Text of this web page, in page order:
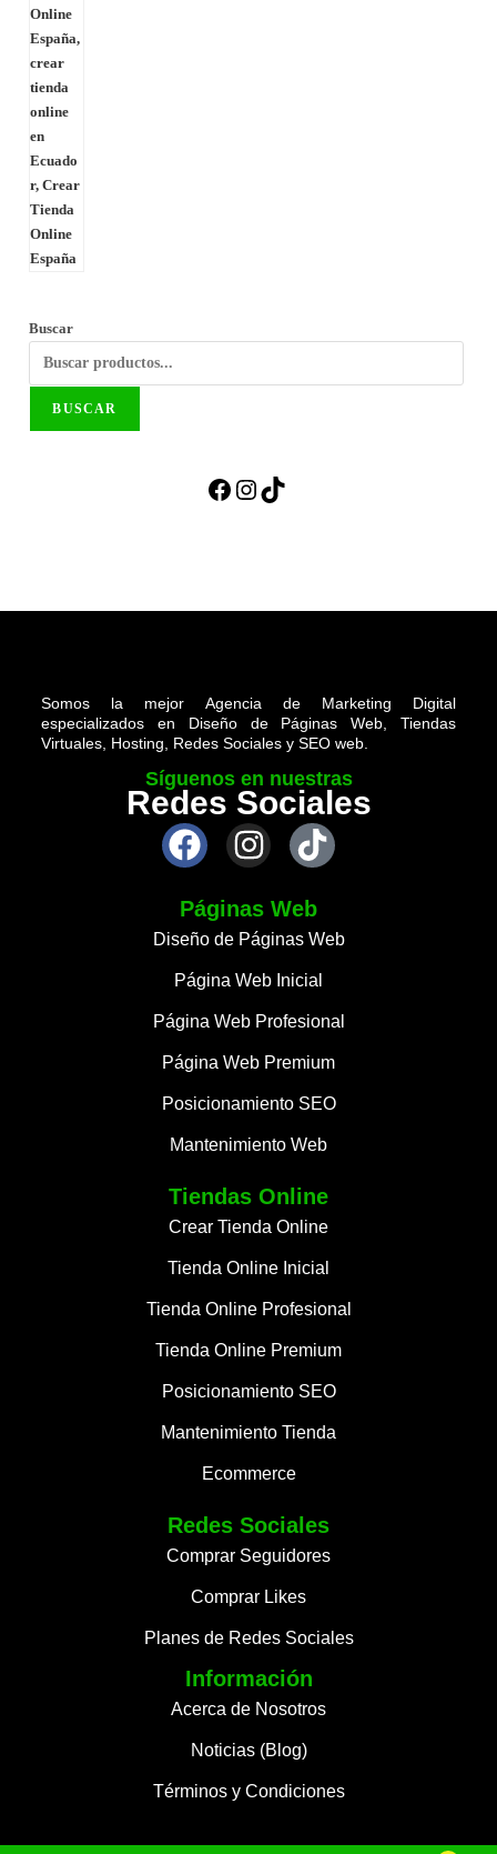
Buscar
BUSCAR
Somos la mejor Agencia de Marketing Digital
especializados en Diseño de Páginas Web, Tiendas
Virtuales, Hosting, Redes Sociales y SEO web.
Síguenos en nuestras
Redes Sociales
Páginas Web
Diseño de Páginas Web
Página Web Inicial
Página Web Profesional
Página Web Premium
Posicionamiento SEO
Mantenimiento Web
Tiendas Online
Crear Tienda Online
Tienda Online Inicial
Tienda Online Profesional
Tienda Online Premium
Posicionamiento SEO
Mantenimiento Tienda
Ecommerce
Redes Sociales
Comprar Seguidores
Comprar Likes
Planes de Redes Sociales
Información
Acerca de Nosotros
Noticias (Blog)
Términos y Condiciones